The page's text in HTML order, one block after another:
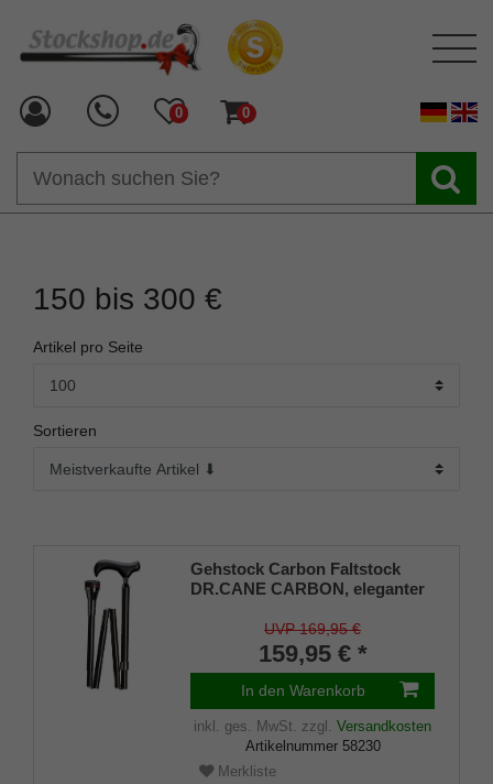
0 0
150 bis 300 €
Artikel pro Seite
Sortieren
Gehstock Carbon Faltstock
DR.CANE CARBON, eleganter
Stock aus stabilem Carbon,
dezentes Karodesign,
höhenverstellbar, faltbar,
Spezial-Kreiselpuffer System,
Tasche
UVP 169,95 €
159,95 € *
In den Warenkorb
inkl. ges. MwSt. zzgl. Versandkosten
Artikelnummer 58230
Merkliste